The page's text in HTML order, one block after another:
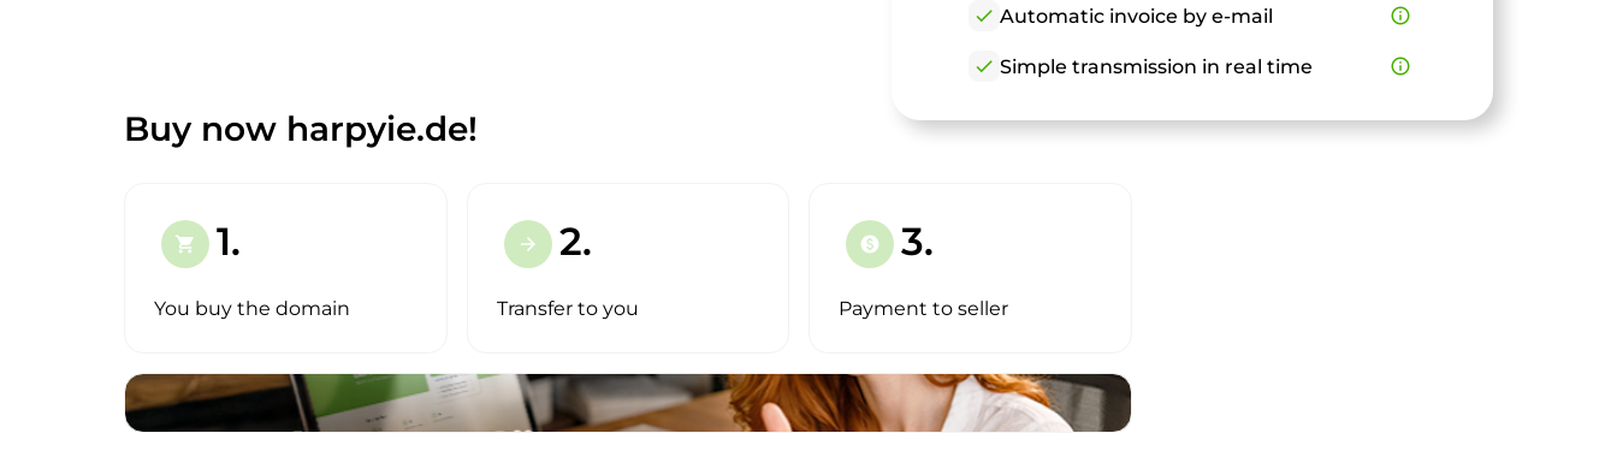
check Automatic invoice by e-mail info_outline
check Simple transmission in real time info_outline
Buy now harpyie.de!
shopping_cart 1.
You buy the domain
arrow_forward 2.
Transfer to you
paid 3.
Payment to seller